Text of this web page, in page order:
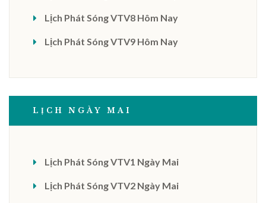
Lịch Phát Sóng VTV8 Hôm Nay
Lịch Phát Sóng VTV9 Hôm Nay
LỊCH NGÀY MAI
Lịch Phát Sóng VTV1 Ngày Mai
Lịch Phát Sóng VTV2 Ngày Mai